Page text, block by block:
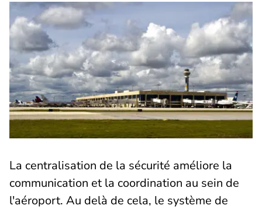
La centralisation de la sécurité améliore la
communication et la coordination au sein de
l'aéroport. Au delà de cela, le système de